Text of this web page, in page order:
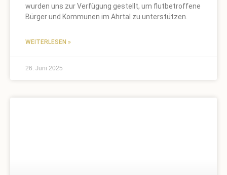
wurden uns zur Verfügung gestellt, um flutbetroffene
Bürger und Kommunen im Ahrtal zu unterstützen.
WEITERLESEN »
26. Juni 2025